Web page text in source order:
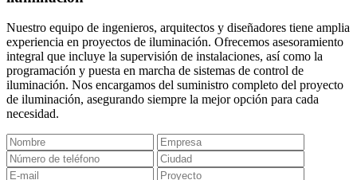
Nuestro equipo de ingenieros, arquitectos y diseñadores tiene amplia
experiencia en proyectos de iluminación. Ofrecemos asesoramiento
integral que incluye la supervisión de instalaciones, así como la
programación y puesta en marcha de sistemas de control de
iluminación. Nos encargamos del suministro completo del proyecto
de iluminación, asegurando siempre la mejor opción para cada
necesidad.